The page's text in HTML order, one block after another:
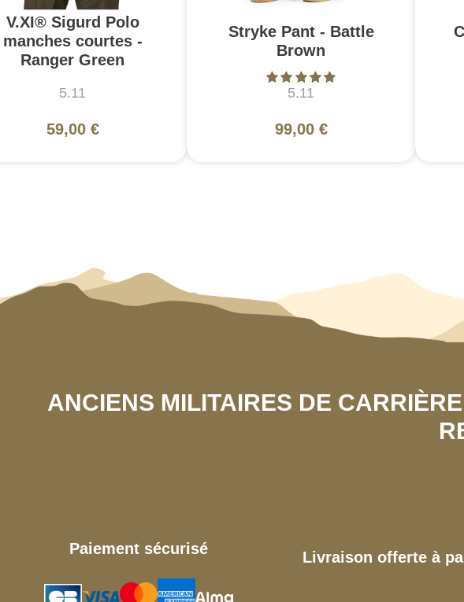
V.XI® Sigurd Polo
manches courtes -
Ranger Green
5.11
59,00 €
Stryke Pant - Battle
Brown
5.11
99,00 €
ANCIENS MILITAIRES DE
Paiement sécurisé Livraison offerte à